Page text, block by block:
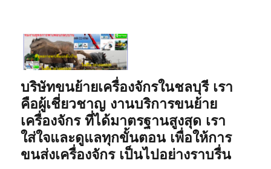
บริษัทขนย้ายเครื่องจักรในชลบุรี เรา
คือผู้เชี่ยวชาญ งานบริการขนย้าย
เครื่องจักร ที่ได้มาตรฐานสูงสุด เรา
ใส่ใจและดูแลทุกขั้นตอน เพื่อให้การ
ขนส่งเครื่องจักร เป็นไปอย่างราบรื่น